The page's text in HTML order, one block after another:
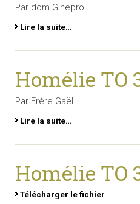
Par dom Ginepro
Lire la suite…
Homélie TO
Par Frère Gaël
Lire la suite…
Homélie TO
Télécharger le fichier